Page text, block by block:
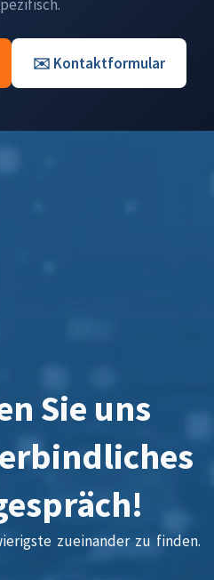
✉️ Kontaktformular
Sie uns
zueinander zu finden.